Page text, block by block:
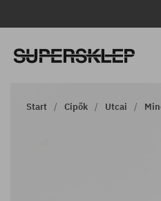
Start Cipők Utcai